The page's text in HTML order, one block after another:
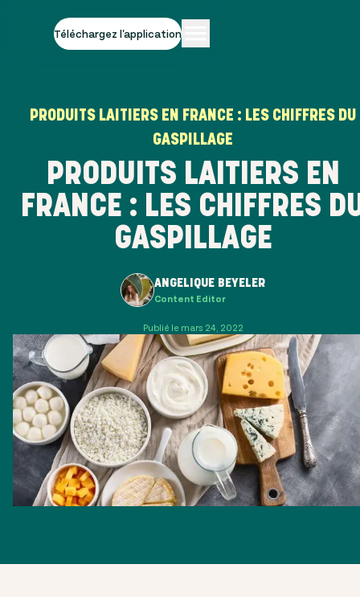
Téléchargez l'application
PRODUITS LAITIERS EN FRANCE : LES CHIFFRES DU
GASPILLAGE
PRODUITS LAITIERS EN
FRANCE : LES CHIFFRES
GASPILLAGE
ANGELIQUE BEYELER
Content Editor
Publié le mars 24, 2022